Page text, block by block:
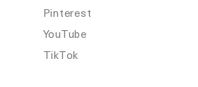
Pinterest
YouTube
TikTok